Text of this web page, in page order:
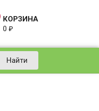
КОРЗИНА
0₽
Найти